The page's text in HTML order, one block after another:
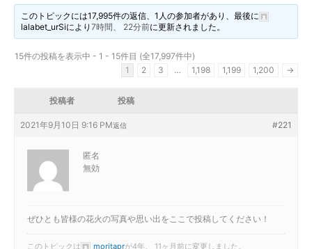
このトピックには17,995件の返信、1人の参加者があり、最後に
lalabet_urSiにより7時間、 22分前に更新されました。
15件の投稿を表示中 - 1 - 15件目 (全17,997件中)
1
2 3 … 1,198 1,199 1,200 →
投稿者 投稿
2021年9月10日 9:16 PM #221
返信
匿名
無効
ぜひとも皆様の花火の写真や思い出をここで投稿してください！
このトピックは moritaprが4年、 11ヶ月前に変更しました。